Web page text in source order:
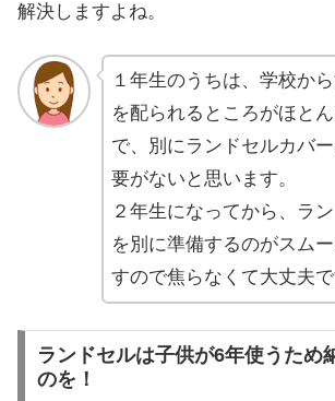
解決しますよね。
１年生のうちは、学校か
を配られるところがほと
で、別にランドセルカバ
要がないと思います。
２年生になってから、ラ
を別に準備するのがスム
すので焦らなくて大丈夫で
ランドセルは子供が6年使うため
のを！